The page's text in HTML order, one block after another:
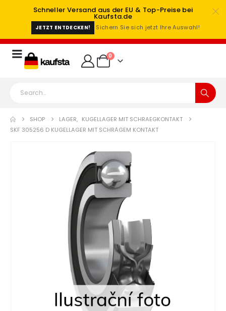
Schneller Versand aus der EU & Top-Preise bei
Kaufsta.de
JETZT ENTDECKEN! Sichern Sie sich jetzt Ihre Auswahl!
0
SHOP LAGER, KUGELLAGER MIT SCHRAEGKONTAKT
SKF 305256 D KUGELLAGER MIT SCHRÄGEM KONTAKT